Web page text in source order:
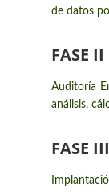
de datos
FASE II
Auditoría
análisis,
FASE III